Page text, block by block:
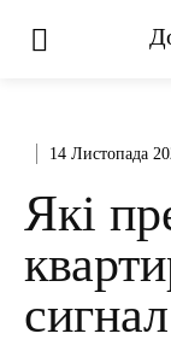
14 Листопада
Які